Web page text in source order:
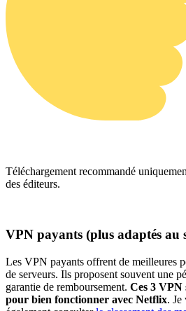
Téléchargement recommandé
des éditeurs.
VPN payants (plus adaptés au
Les VPN payants offrent de meilleures
de serveurs. Ils proposent souvent une
garantie de remboursement. Ces 3 VPN
pour bien fonctionner avec Netflix. Je